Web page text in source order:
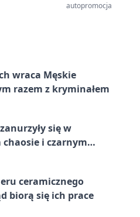
autopromocja
wraca Męskie
razem z kryminałem
się w
chaosie i czarnym
ceramicznego
biorą się ich prace